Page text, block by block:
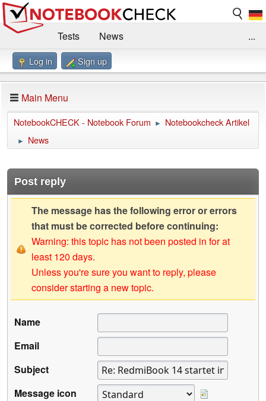
Tests
News
Benchmarks / Technik
Forum
Impressum
...
Log in Sign up
Main Menu
NotebookCHECK - Notebook Forum ► Notebookcheck Artikel
► News
Post reply
The message has the following error or errors
that must be corrected before continuing:
Warning: this topic has not been posted in for at
least 120 days.
Unless you're sure you want to reply, please
consider starting a new topic.
Name
Email
Subject
Message icon